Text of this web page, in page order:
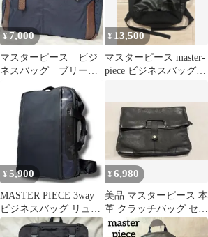
¥ 7,000
マスターピース ビジ
ネスバッグ ブリーフ
ケース 2way ナイロ
ン×牛革
¥ 13,500
マスターピース master-
piece ビジネスバッグ
¥ 5,900
MASTER PIECE 3way
ビジネスバッグ リュッ
ク A4可 切替 紺
¥6,980
美品 マスターピース 本
革 クラッチバッグ セカ
ンドバッグ 黒